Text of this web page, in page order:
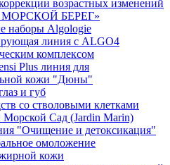
возрастных изменений
МОРСКОЙ БЕРЕГ»
наборы Algologie
линия с ALGO4
комплексом
Plus линия для
кожи "Дюны"
и губ
со стволовыми клетками
Морской Сад (Jardin Marin)
"Очищение и детоксикация"
омоложение
кожи